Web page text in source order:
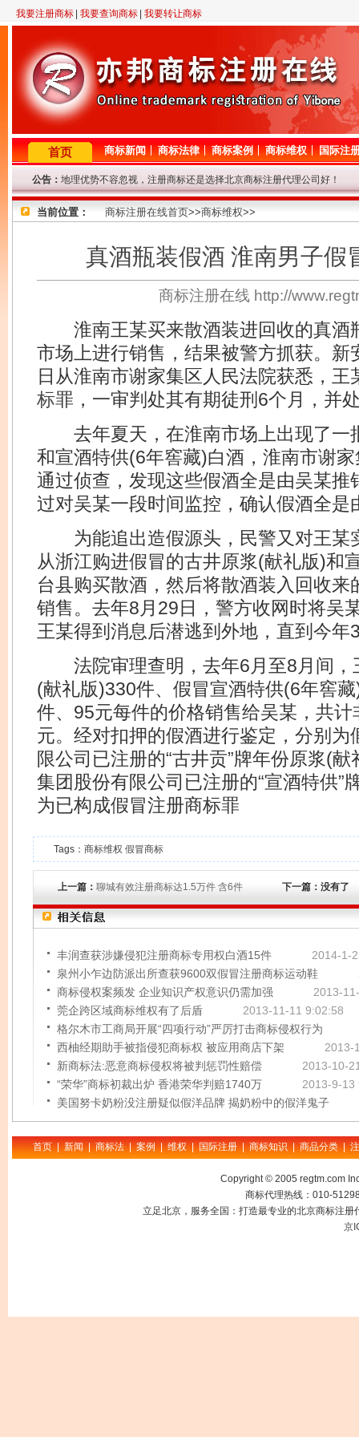
我要注册商标 我要查询商标 我要转让商标
首页 商标新闻 商标法律 商标案例 商标维权 国际注
公告： 地理优势不容忽视，注册商标还是选择北京商标注册代理公司好！
2月23日晚11点至12点，机房线路调整，短暂影响对商标网的访问，
因查询咨询量大，提交查询商标信息后请耐心等待，我们争取尽快查
8年商标代理资历，欢迎来电垂询！
因国庆节放假，9.29-10.7号商标局停办一切业务，着急的客户请从速
当前位置： 商标注册在线首页>>商标维权>>
真酒瓶装假酒 淮南男子假
商标注册在线 http://
淮南王某买来散酒装进回收的真酒
市场上进行销售，结果被警方抓获。新
日从淮南市谢家集区人民法院获悉，王
标罪，一审判处其有期徒刑6个月，并
去年夏天，在淮南市场上出现了一
和宣酒特供(6年窖藏)白酒，淮南市谢
通过侦查，发现这些假酒全是由吴某推
过对吴某一段时间监控，确认假酒全是
为能追出造假源头，民警又对王某
从浙江购进假冒的古井原浆(献礼版)和
台县购买散酒，然后将散酒装入回收
销售。去年8月29日，警方收网时将吴
王某得到消息后潜逃到外地，直到今年
法院审理查明，去年6月至8月间，
(献礼版)330件、假冒宣酒特供(6年窖
件、95元每件的价格销售给吴某，共
元。经对扣押的假酒进行鉴定，分别为
限公司已注册的“古井贡”牌年份原浆(
集团股份有限公司已注册的“宣酒特供”
为已构成假冒注册商标罪
Tags： 商标维权 假冒商标
上一篇： 聊城有效注册商标达1.5万件 含6件 下一篇：没有了
丰润查获涉嫌侵犯注册商标专用权白酒15件
2014-1-
泉州小乍边防派出所查获9600双假冒注册商标运动鞋
商标侵权案频发 企业知识产权意识仍需加强
2013-
莞企跨区域商标维权有了后盾
2013-11-11 9:02:58
格尔木市工商局开展“四项行动”严厉打击商标侵权行为
西柚经期助手被指侵犯商标权 被应用商店下架
2013-
新商标法:恶意商标侵权将被判惩罚性赔偿
2013-10-
“荣华”商标初裁出炉 香港荣华判赔1740万
2013-9-13
美国努卡奶粉没注册疑似假洋品牌 揭奶粉中的假洋鬼子
首页 | 新闻 | 商标法 | 案例 | 维权 | 国际注册 | 商标知识 | 商品分类 |
Copyright © 2005 regtm.com
商标代理热线：010-
立足北京，服务全国：打造最专业的北京商标注
京